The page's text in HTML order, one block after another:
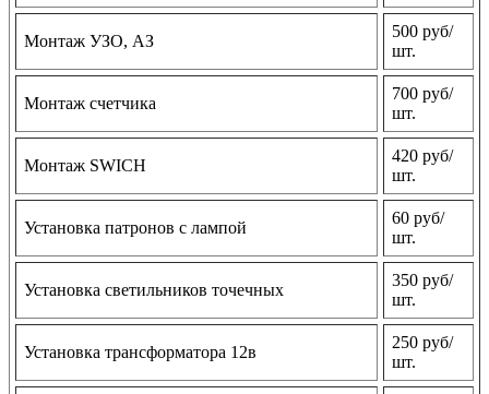
Монтаж УЗО, АЗ
500 руб/
шт.
Монтаж счетчика
700 руб/
шт.
Монтаж SWICH
420 руб/
шт.
Установка патронов с лампой
60 руб/
шт.
Установка светильников точечных
350 руб/
шт.
Установка трансформатора 12в
250 руб/
шт.